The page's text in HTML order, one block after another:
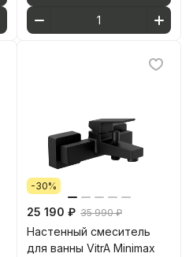
-30%
25 190 ₽ 35 990 ₽
Настенный смеситель
для ванны VitrA Minimax